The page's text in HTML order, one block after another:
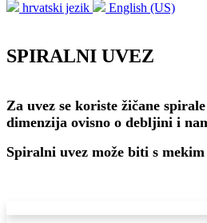
hrvatski jezik English (US)
SPIRALNI UVEZ
Za uvez se koriste žičane
dimenzija ovisno o debljini i
Spiralni uvez može biti s